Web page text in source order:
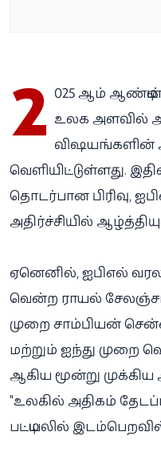
2 025 ஆம் ஆண்டின்
உலக அளவில்
விஷயங்களின்
வெளியிட்டுள்ளது.
தொடர்பான பிரிவு,
அதிர்ச்சியில்
ஏனெனில், ஐபிஎல்
வென்ற ராயல்
முறை சாம்பியன்
மற்றும் ஐந்து முறை
ஆகிய மூன்று
"உலகில் அதிகம்
பட்டியலில்